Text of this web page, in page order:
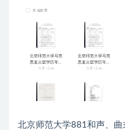
北京师范大学881和声、